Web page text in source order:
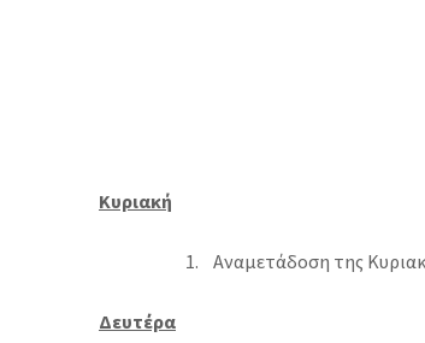
Κυριακή
1. Αναμετάδοση της
Δευτέρα